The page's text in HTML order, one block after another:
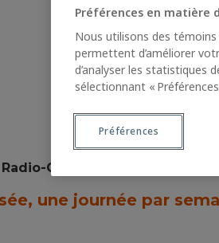
Canada
une journée par
Préférences en matière
Nous utilisons des
permettent d’améliorer
d’analyser les statistiques
sélectionnant « Préférences
Préférences